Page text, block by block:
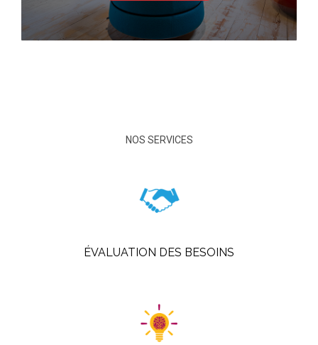
NOS SERVICES
ÉVALUATION DES BESOINS